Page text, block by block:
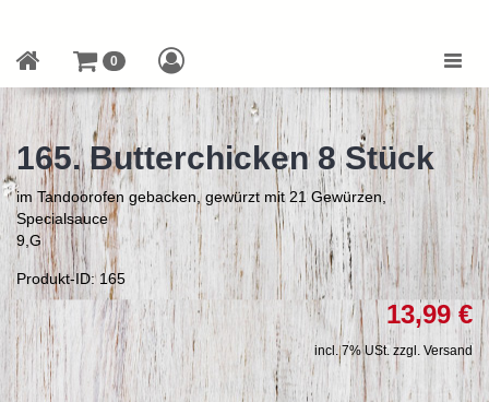
Toggle
0
165. Butterchicken 8 Stück
im Tandoorofen gebacken, gewürzt mit 21 Gewürzen,
Specialsauce
9,G
Produkt-ID: 165
13,99 €
incl. 7% USt. zzgl. Versand